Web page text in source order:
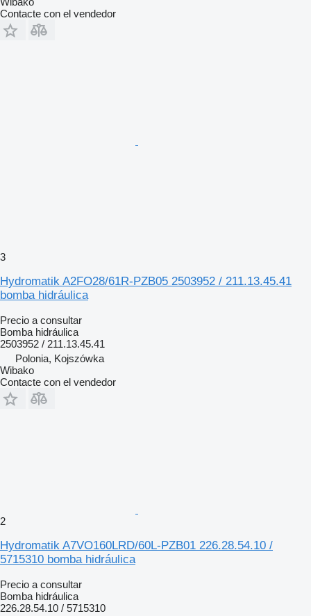
Contacte con el vendedor
3
Hydromatik A2FO28/61R-PZB05 2503952 / 211.13.45.41
bomba hidráulica
Precio a consultar
Bomba hidráulica
2503952 / 211.13.45.41
Polonia, Kojszówka
Wibako
Contacte con el vendedor
2
Hydromatik A7VO160LRD/60L-PZB01 226.28.54.10 /
5715310 bomba hidráulica
Precio a consultar
Bomba hidráulica
226.28.54.10 / 5715310